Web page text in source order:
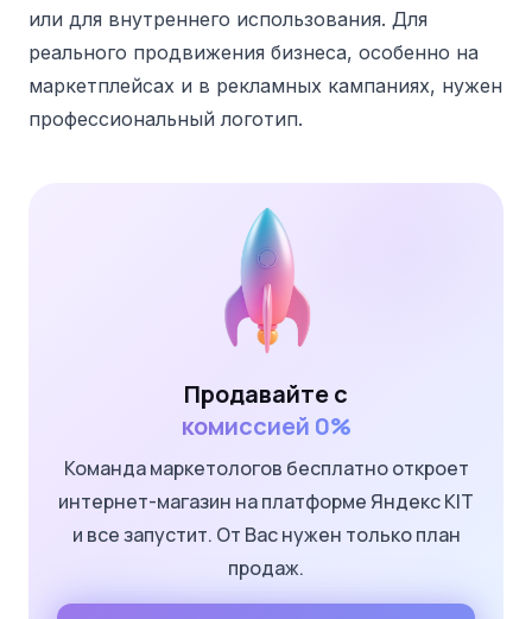
или для внутреннего использования. Для
реального продвижения бизнеса, особенно на
маркетплейсах и в рекламных кампаниях, нужен
профессиональный логотип.
Продавайте с
комиссией 0%
Команда маркетологов бесплатно откроет
интернет-магазин на платформе Яндекс KIT
и все запустит. От Вас нужен только план
продаж.